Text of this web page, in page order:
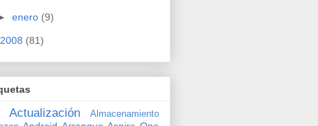
enero (9)
2008 (81)
Actualización
Almacenamiento